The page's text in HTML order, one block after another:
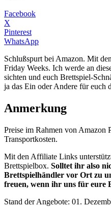
Facebook
X
Pinterest
WhatsApp
Schlußspurt bei Amazon. Mit
Friday Weeks. Ich werde an
sichten und euch Brettspiel-
ja das Ein oder Andere für euch
Anmerkung
Preise im Rahmen von Amazon
Transportkosten.
Mit den Affiliate Links
Brettspielbox. Solltet ihr also
Brettspielhändler vor Ort zu
freuen, wenn ihr uns für eure
Stand der Angebote: 01.